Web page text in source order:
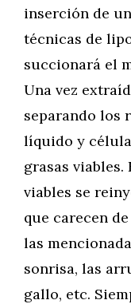
inserción de
técnicas de
succionará el
Una vez
separando los
líquido y
grasas viables.
viables se
que carecen
las
sonrisa, las
gallo, etc.